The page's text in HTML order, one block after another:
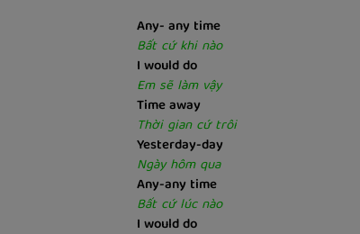
Any- any time
Bất cứ khi nào
I would do
Em sẽ làm vậy
Time away
Thời gian cứ trôi
Yesterday-day
Ngày hôm qua
Any-any time
Bất cứ lúc nào
I would do